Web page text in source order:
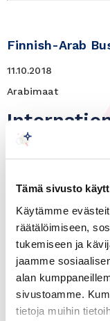
Tämä sivusto
Käytämme
räätälöimiseen,
tukemiseen ja
jaamme
alan
sivustoamme.
tietoja muihin
Finnish-Arab
11.10.2018
Arabimaat
and
8.-
The Algerian
Industry
Algerian Fairs
and the
organizing from
Third 3rd